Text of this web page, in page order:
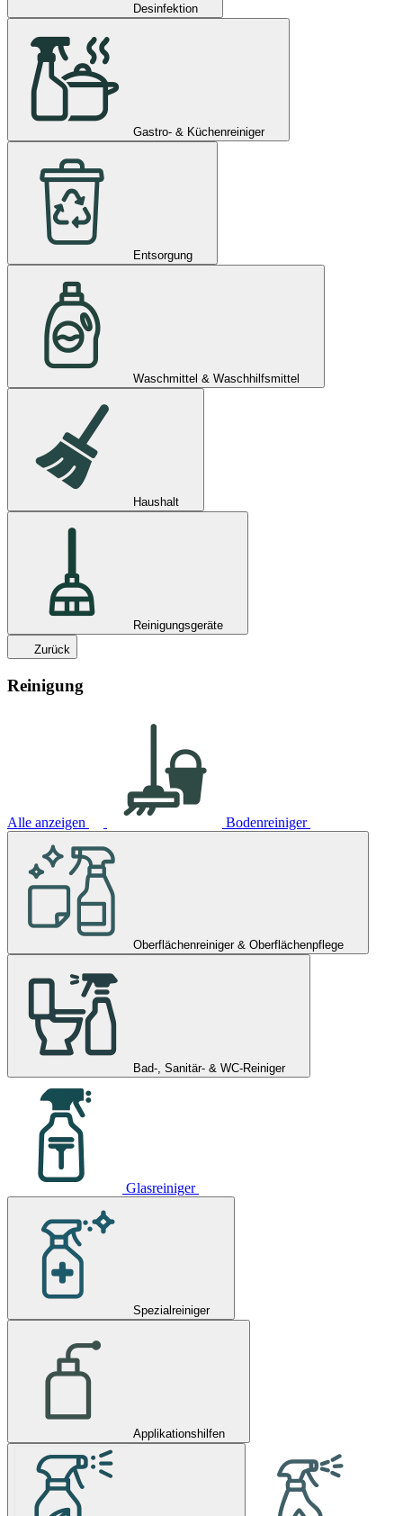
Desinfektion
Gastro- & Küchenreiniger
Entsorgung
Waschmittel & Waschhilfsmittel
Haushalt
Reinigungsgeräte
Zurück
Reinigung
Alle anzeigen Bodenreiniger
Oberflächenreiniger & Oberflächenpflege
Bad-, Sanitär- & WC-Reiniger
Glasreiniger
Spezialreiniger
Applikationshilfen